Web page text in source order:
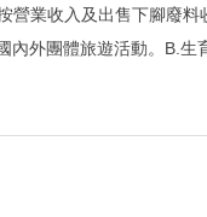
營業收入及出售下腳廢
外團體旅遊活動。B.生